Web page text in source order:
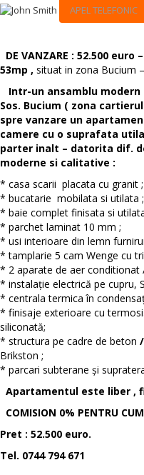
APEL TELEFONIC
DE VANZARE : 52.500
53mp , situat in zona Bucium
Intr-un ansamblu
Sos. Bucium ( zona
spre vanzare un
camere cu o suprafata
parter inalt – datorita dif.
moderne si calitative :
* casa scarii placata cu granit ;
* bucatarie mobilata si utilata ;
* baie complet finisata si
* parchet laminat 10 mm ;
* usi interioare din lemn
* tamplarie 5 cam Wenge cu
* 2 aparate de aer conditionat
* instalație electrică pe cupru,
* centrala termica în
* finisaje exterioare cu
siliconată;
* structura pe cadre de beton /
Brikston ;
* parcari subterane și
Apartamentul este liber ,
COMISION 0% PENTRU
Pret : 52.500 euro.
Tel. 0744 794 671